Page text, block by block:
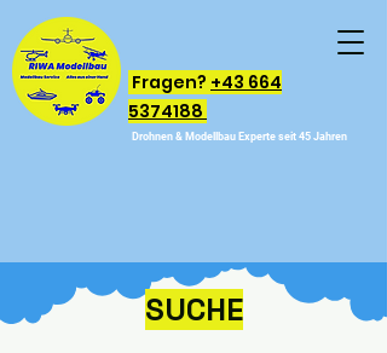
Fragen? +43 664
5374188
Drohnen & Modellbau Experte seit 45 Jahren
SUCHE